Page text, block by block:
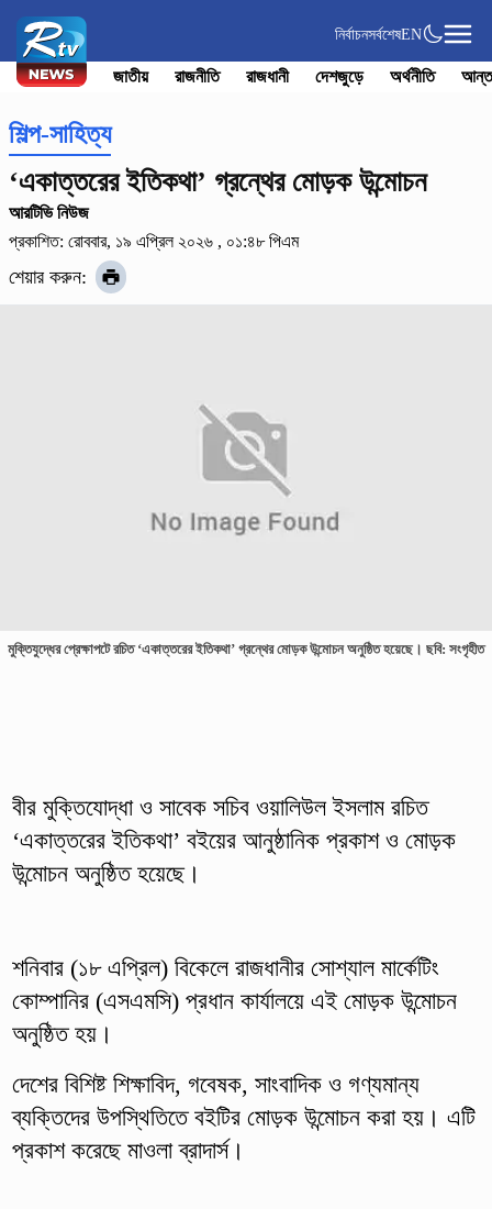
নির্বাচনসর্বশেষEN
জাতীয় রাজনীতি রাজধানী দেশজুড়ে অর্থনীতি
শিল্প-সাহিত্য
‘একাত্তরের ইতিকথা’ গ্রন্থের মোড়ক উন্মোচন
আরটিভি নিউজ
প্রকাশিত: রোববার, ১৯ এপ্রিল ২০২৬ , ০১:৪৮ পিএম
শেয়ার করুন:
মুক্তিযুদ্ধের প্রেক্ষাপটে রচিত ‘একাত্তরের ইতিকথা’ গ্রন্থের মোড়ক উন্মোচন অনুষ্ঠিত হয়েছে। ছবি: সংগৃহীত
বীর মুক্তিযোদ্ধা ও সাবেক সচিব ওয়ালিউল ইসলাম রচিত
‘একাত্তরের ইতিকথা’ বইয়ের আনুষ্ঠানিক প্রকাশ ও মোড়ক
উন্মোচন অনুষ্ঠিত হয়েছে।
শনিবার (১৮ এপ্রিল) বিকেলে রাজধানীর সোশ্যাল মার্কেটিং
কোম্পানির (এসএমসি) প্রধান কার্যালয়ে এই মোড়ক উন্মোচন
অনুষ্ঠিত হয়।
দেশের বিশিষ্ট শিক্ষাবিদ, গবেষক, সাংবাদিক ও গণ্যমান্য
ব্যক্তিদের উপস্থিতিতে বইটির মোড়ক উন্মোচন করা হয়। এটি
প্রকাশ করেছে মাওলা ব্রাদার্স।